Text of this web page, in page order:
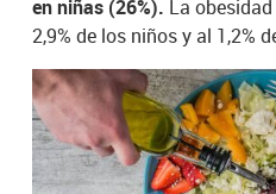
en niñas (26%). La
2,9% de los niños y al 1,2%